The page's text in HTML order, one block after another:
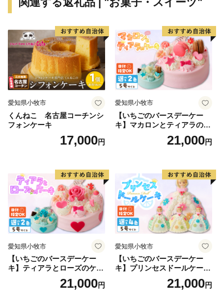
愛知県小牧市
くんねこ 名古屋コーチンシ
フォンケーキ
17,000円
愛知県小牧市
【いちごのバースデーケー
キ】マカロンとティアラのケ
ーキ スイーツ 日時指定可 デ
ザート 洋菓子 お取り寄せ 愛
デコレーションケーキ ホー
ルケーキ
21,000円
愛知県小牧市
【いちごのバースデーケー
キ】ティアラとローズのケー
キ スイーツ デザート 洋菓
子 お取り寄せ 愛知県 小牧市
21,000円
愛知県小牧市
【いちごのバースデーケー
キ】プリンセスドールケーキ
日時指定可 スイーツ デザー
ト 洋菓子 お取り寄せ 愛知県
21,000円